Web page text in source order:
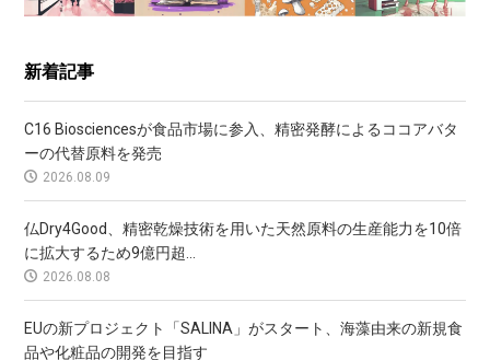
新着記事
C16 Biosciencesが食品市場に参入、精密発酵によるココアバタ
ーの代替原料を発売
2026.08.09
仏Dry4Good、精密乾燥技術を用いた天然原料の生産能力を10倍
に拡大するため9億円超...
2026.08.08
EUの新プロジェクト「SALINA」がスタート、海藻由来の新規食
品や化粧品の開発を目指す